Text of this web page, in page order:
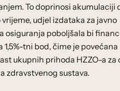
To doprinosi akumulaciji
udjel izdataka za javno
osiguranja poboljšala bi
tni bod, čime je povećana
ukupnih prihoda HZZO-a za
zdravstvenog sustava.